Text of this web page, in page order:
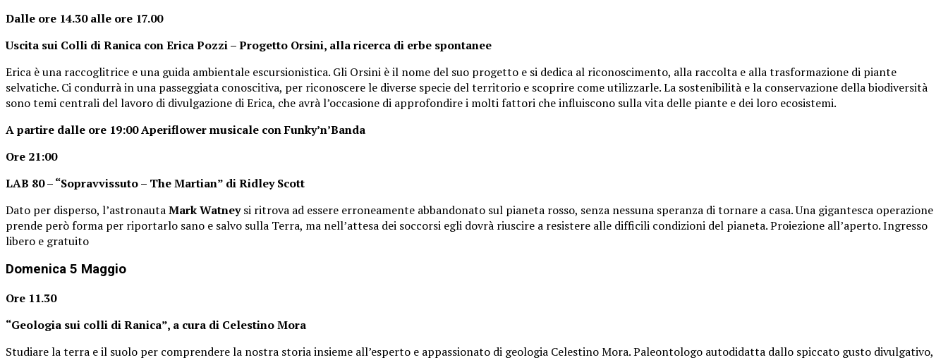
Dalle ore 14.30 alle ore 17.00
Uscita sui Colli di Ranica con Erica Pozzi – Progetto Orsini, alla ricerca di erbe spontanee
Erica è una raccoglitrice e una guida ambientale escursionistica. Gli Orsini è il nome del suo progetto e si dedica al riconoscimento, alla raccolta e alla trasformazione di piante
selvatiche. Ci condurrà in una passeggiata conoscitiva, per riconoscere le diverse specie del territorio e scoprire come utilizzarle. La sostenibilità e la conservazione della biodiversità
sono temi centrali del lavoro di divulgazione di Erica, che avrà l’occasione di approfondire i molti fattori che influiscono sulla vita delle piante e dei loro ecosistemi.
A partire dalle ore 19:00 Aperiflower musicale con Funky’n’Banda
Ore 21:00
LAB 80 – “Sopravvissuto – The Martian” di Ridley Scott
Dato per disperso, l’astronautaMark Watneysi ritrova ad essere erroneamente abbandonato sul pianeta rosso, senza nessuna speranza di tornare a casa. Una gigantesca operazione
prende però forma per riportarlo sano e salvo sulla Terra, ma nell’attesa dei soccorsi egli dovrà riuscire a resistere alle difficili condizioni del pianeta. Proiezione all’aperto. Ingresso
libero e gratuito
Domenica 5 Maggio
Ore 11.30
“Geologia sui colli di Ranica”, a cura di Celestino Mora
Studiare la terra e il suolo per comprendere la nostra storia insieme all’esperto e appassionato di geologia Celestino Mora. Paleontologo autodidatta dallo spiccato gusto divulgativo,